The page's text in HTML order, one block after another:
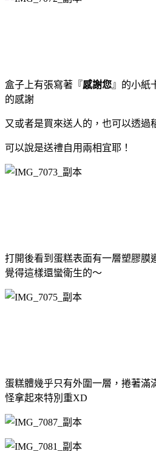
盒子上有張寫著『感謝您』的小紙
的感謝
又或者是買來送人的，也可以透過
可以說是送禮自用兩相宜耶！
打開後看到蛋糕表面有一層塑膠膜
覺得這樣還蠻衛生的～
蛋糕體幾乎只有外圍一層，捲著滿
怪拿起來特別重XD